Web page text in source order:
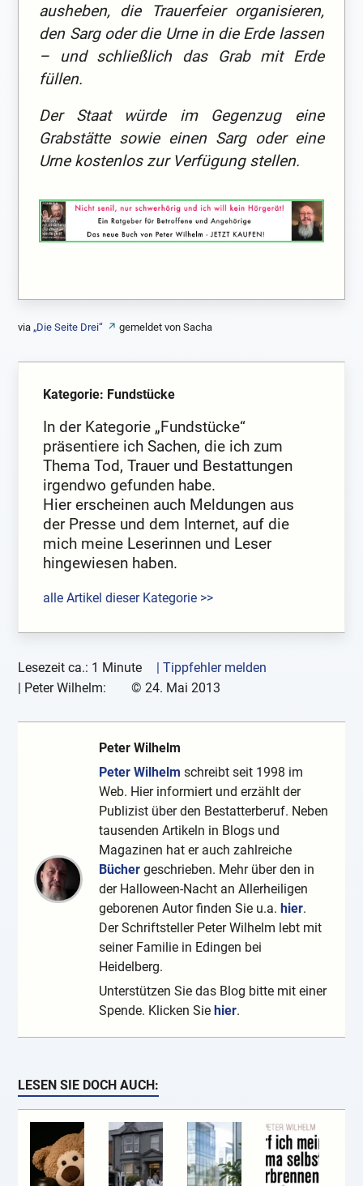
ausheben, die Trauerfeier organisieren,
den Sarg oder die Urne in die Erde lassen
– und schließlich das Grab mit Erde
füllen.
Der Staat würde im Gegenzug eine
Grabstätte sowie einen Sarg oder eine
Urne kostenlos zur Verfügung stellen.
via „Die Seite Drei“ gemeldet von Sacha
Kategorie: Fundstücke
In der Kategorie „Fundstücke“
präsentiere ich Sachen, die ich zum
Thema Tod, Trauer und Bestattungen
irgendwo gefunden habe.
Hier erscheinen auch Meldungen aus
der Presse und dem Internet, auf die
mich meine Leserinnen und Leser
hingewiesen haben.
alle Artikel dieser Kategorie >>
Lesezeit ca.: 1 Minute
| Tippfehler melden
| Peter Wilhelm: © 24. Mai 2013
Peter Wilhelm
Peter Wilhelm schreibt seit 1998 im
Web. Hier informiert und erzählt der
Publizist über den Bestatterberuf. Neben
tausenden Artikeln in Blogs und
Magazinen hat er auch zahlreiche
Bücher geschrieben. Mehr über den in
der Halloween-Nacht an Allerheiligen
geborenen Autor finden Sie u.a.hier.
Der Schriftsteller Peter Wilhelm lebt mit
seiner Familie in Edingen bei
Heidelberg.
Unterstützen Sie das Blog bitte mit einer
Spende. Klicken Siehier.
LESEN SIE DOCH AUCH: